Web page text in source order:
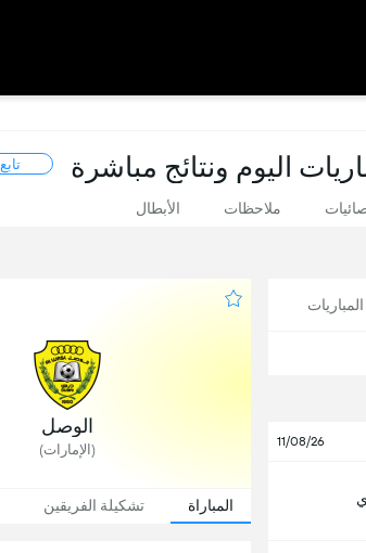
اليوم ونتائج مباشرة تابع
ملاحظات الأبطال
11/08/26
الوصل
(الإمارات)
المباراة تشكيلة الفريقين